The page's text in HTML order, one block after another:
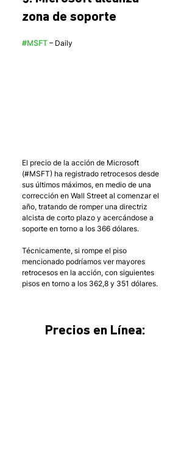
zona de soporte
#MSFT – Daily
El precio de la acción de Microsoft
(#MSFT) ha registrado retrocesos desde
sus últimos máximos, en medio de una
corrección en Wall Street al comenzar el
año, tratando de romper una directriz
alcista de corto plazo y acercándose a
soporte en torno a los 366 dólares.
Técnicamente, si rompe el piso
mencionado podríamos ver mayores
retrocesos en la acción, con siguientes
pisos en torno a los 362,8 y 351 dólares.
Precios en Línea: